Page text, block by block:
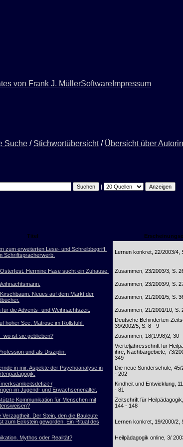
von Frank J. MüllerSoftware Impressum
Suche / Stichwortübersicht/ Übersicht über
|
Titel
zum erweiterten Lese- und Schreibbegriff.
Schriftspracherwerb.
Lernen konkret, 22/2003/4,
Hermine Hase sucht ein Zuhause. Zusammen, 23/2003/3, S.
Zusammen, 23/2003/9, S.
Neues auf dem Markt der
Zusammen, 21/2001/5, S.
für die Advents- und Weihnachtszeit. Zusammen, 21/2001/10, S.
hoher See. Matrose im Rollstuhl.
Deutsche Behinderten-
39/2002/5, S. 8 - 9
wo ist sie geblieben? Zusammen, 18(1998)2, 30 -
und als Disziplin.
Vierteljahresschrift für
ihre, Nachbargebiete, 73/
349
in mir. Aspekte der Psychoanalyse in
Die neue Sonderschule, 45/
- 202
im Jugend- und Erwachsenenalter.
Kindheit und Entwicklung,
- 81
Kommunikation für Menschen mit
Zeitschrift für
144 - 148
Verzagtheit. Der Stein, den die Bauleute
zum Eckstein geworden. Ein Ritual des
Lernen konkret, 19/2000/2,
Mythos oder Realität? Heilpädagogik online, 3/